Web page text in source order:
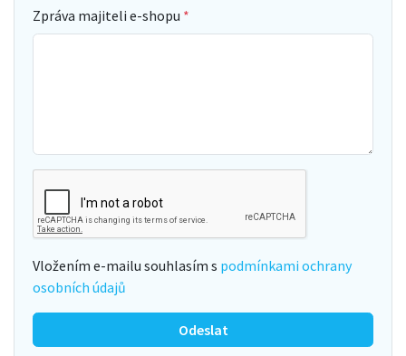
Zpráva majiteli e-shopu
Vložením e-mailu souhlasím s podmínkami ochrany
osobních údajů
Odeslat